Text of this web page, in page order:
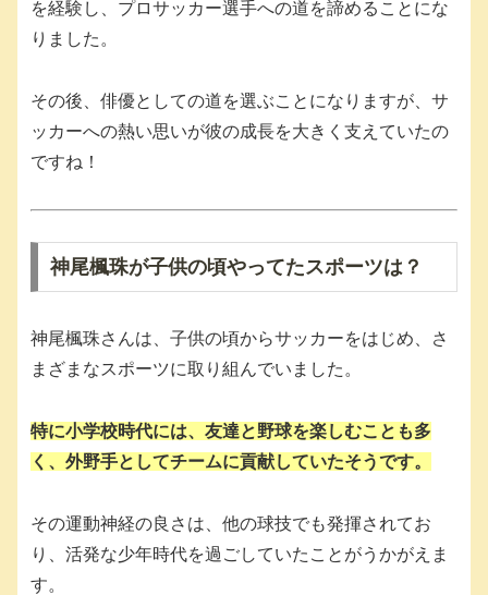
を経験し、プロサッカー選手への道を諦めることにな
りました。
その後、俳優としての道を選ぶことになりますが、サ
ッカーへの熱い思いが彼の成長を大きく支えていたの
ですね！
神尾楓珠が子供の頃やってたスポーツは？
神尾楓珠さんは、子供の頃からサッカーをはじめ、さ
まざまなスポーツに取り組んでいました。
特に小学校時代には、友達と野球を楽しむことも多
く、外野手としてチームに貢献していたそうです。
その運動神経の良さは、他の球技でも発揮されてお
り、活発な少年時代を過ごしていたことがうかがえま
す。